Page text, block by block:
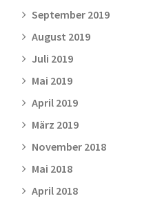
September 2019
August 2019
Juli 2019
Mai 2019
April 2019
März 2019
November 2018
Mai 2018
April 2018